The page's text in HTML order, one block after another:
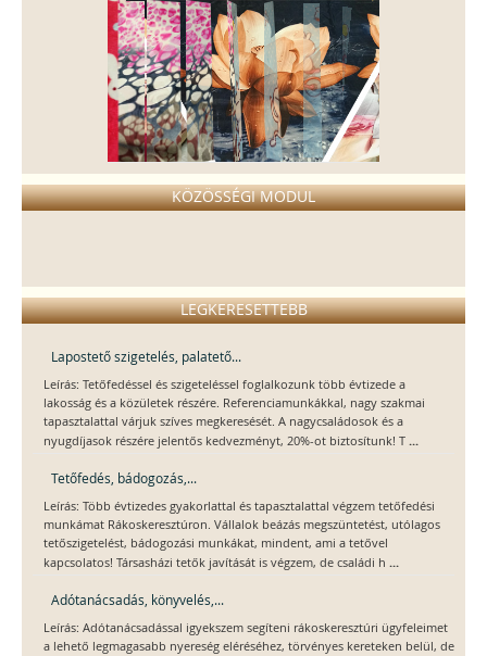
Mintás ágyneműk
KÖZÖSSÉGI MODUL
LEGKERESETTEBB
Lapostető szigetelés, palatető...
Leírás: Tetőfedéssel és szigeteléssel foglalkozunk több évtizede a
lakosság és a közületek részére. Referenciamunkákkal, nagy szakmai
tapasztalattal várjuk szíves megkeresését. A nagycsaládosok és a
nyugdíjasok részére jelentős kedvezményt, 20%-ot biztosítunk! T ...
Tetőfedés, bádogozás,...
Leírás: Több évtizedes gyakorlattal és tapasztalattal végzem tetőfedési
munkámat Rákoskeresztúron. Vállalok beázás megszüntetést, utólagos
tetőszigetelést, bádogozási munkákat, mindent, ami a tetővel
kapcsolatos! Társasházi tetők javítását is végzem, de családi h ...
Adótanácsadás, könyvelés,...
Leírás: Adótanácsadással igyekszem segíteni rákoskeresztúri ügyfeleimet
a lehető legmagasabb nyereség eléréséhez, törvényes kereteken belül, de